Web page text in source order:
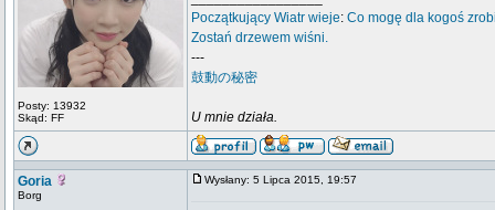
Posty: 13932
Skąd: FF
Początkujący Wiatr wieje: Co mogę dla kogoś
Zostań drzewem wiśni.
---
鼓動の秘密
U mnie działa.
Goria
Borg
Wysłany: 5 Lipca 2015, 19:57